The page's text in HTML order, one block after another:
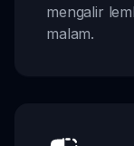
mengalir
malam.